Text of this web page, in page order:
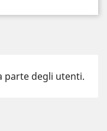
parte degli utenti.